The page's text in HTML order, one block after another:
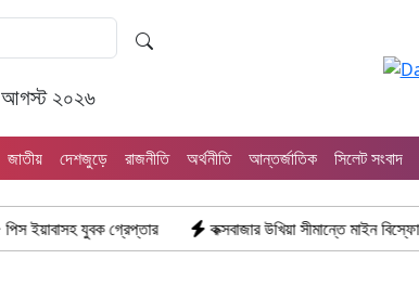
২০২৬
জাতীয় দেশজুড়ে রাজনীতি অর্থনীতি আন্তর্জাতিক সিলেট সংবাদ
গ্রেপ্তার কক্সবাজার উখিয়া সীমান্তে মাইন বিস্ফোরণে যুবক